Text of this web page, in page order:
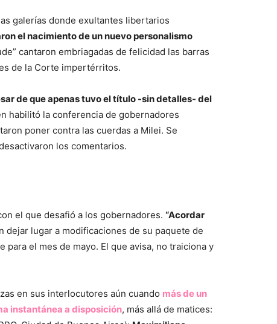
galerías donde exultantes libertarios
el nacimiento de un nuevo personalismo
cantaron embriagadas de felicidad las barras
de la Corte impertérritos.
de que apenas tuvo el título -sin detalles- del
habilitó la conferencia de gobernadores
poner contra las cuerdas a Milei. Se
los comentarios.
el que desafió a los gobernadores. “Acordar
dejar lugar a modificaciones de su paquete de
para el mes de mayo. El que avisa, no traiciona y
en sus interlocutores aún cuando más de un
instantánea a disposición, más allá de matices: